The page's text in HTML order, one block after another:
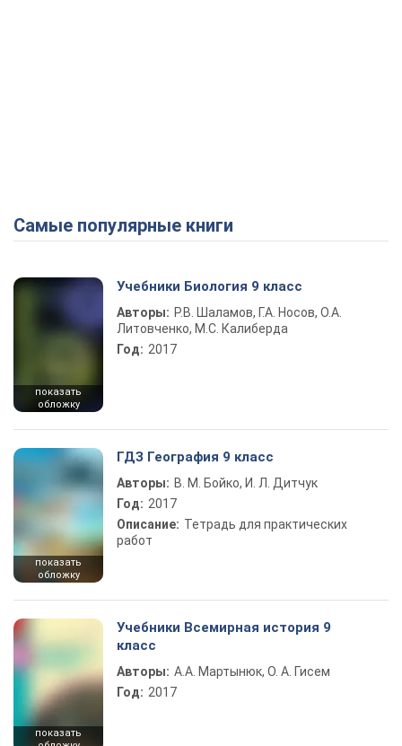
Самые популярные книги
показать
обложку
Учебники Биология 9 класс
Авторы: Р.В. Шаламов, Г.А. Носов, О.А.
Литовченко, М.С. Калиберда
Год: 2017
показать
обложку
ГДЗ География 9 класс
Авторы: В. М. Бойко, И. Л. Дитчук
Год: 2017
Описание: Тетрадь для практических
работ
показать
Учебники Всемирная история 9
класс
Авторы: А.А. Мартынюк, О. А. Гисем
Год: 2017